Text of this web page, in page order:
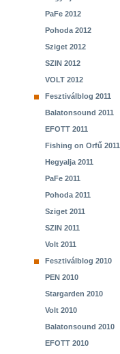
PaFe 2012
Pohoda 2012
Sziget 2012
SZIN 2012
VOLT 2012
Fesztiválblog 2011
Balatonsound 2011
EFOTT 2011
Fishing on Orfű 2011
Hegyalja 2011
PaFe 2011
Pohoda 2011
Sziget 2011
SZIN 2011
Volt 2011
Fesztiválblog 2010
PEN 2010
Stargarden 2010
Volt 2010
Balatonsound 2010
EFOTT 2010